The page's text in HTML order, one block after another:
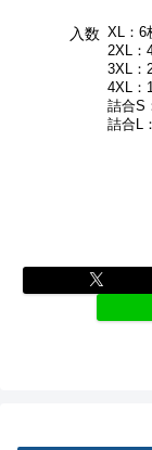
入数 XL：6
2XL：
3XL：
4XL：
詰合S
詰合L